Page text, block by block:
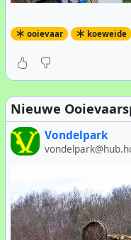
Zoals ieder jaar wordt
ervaren ringerEngbert
Marina den Ouden en
gemeente Amsterdam.
levend jong
waren volgens
week geleden nog in
ooievaar koeweide
Nieuwe
Vondelpark